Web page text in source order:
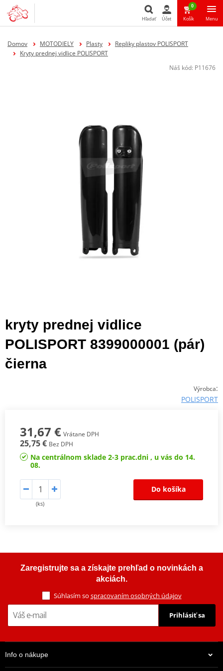
Hľadať
Hľadať Účet
0
Košík Menu
Domov MOTODIELY Plasty
Repliky plastov POLISPORT
Kryty prednej vidlice POLISPORT
Náš kód: P11676
kryty prednej vidlice
POLISPORT 8399000001 (pár)
čierna
Výrobca:
POLISPORT
31,67 € Vrátane DPH
25,75 € Bez DPH
Na centrálnom sklade 2-3 prac.dni , u vás do 14.
08.
(ks)
Do košíka
Zaregistrujte sa a získajte prehľad o novinkách a
akciách.
Súhlasím so spracovaním osobných údajov
Prihlásiť sa
Info o nákupe